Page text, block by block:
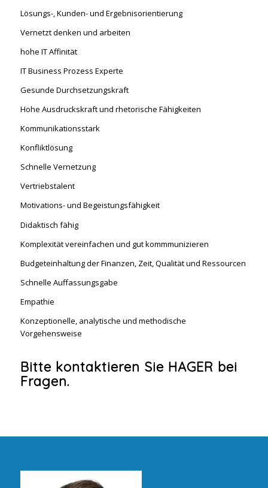
Lösungs-, Kunden- und Ergebnisorientierung
Vernetzt denken und arbeiten
hohe IT Affinität
IT Business Prozess Experte
Gesunde Durchsetzungskraft
Hohe Ausdruckskraft und rhetorische Fähigkeiten
Kommunikationsstark
Konfliktlösung
Schnelle Vernetzung
Vertriebstalent
Motivations- und Begeistungsfähigkeit
Didaktisch fähig
Komplexität vereinfachen und gut kommmunizieren
Budgeteinhaltung der Finanzen, Zeit, Qualität und Ressourcen
Schnelle Auffassungsgabe
Empathie
Konzeptionelle, analytische und methodische
Vorgehensweise
Bitte kontaktieren Sie HAGER bei
Fragen.